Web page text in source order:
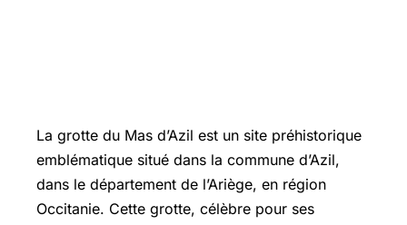
La grotte du Mas d’Azil est un site préhistorique
emblématique situé dans la commune d’Azil,
dans le département de l’Ariège, en région
Occitanie. Cette grotte, célèbre pour ses